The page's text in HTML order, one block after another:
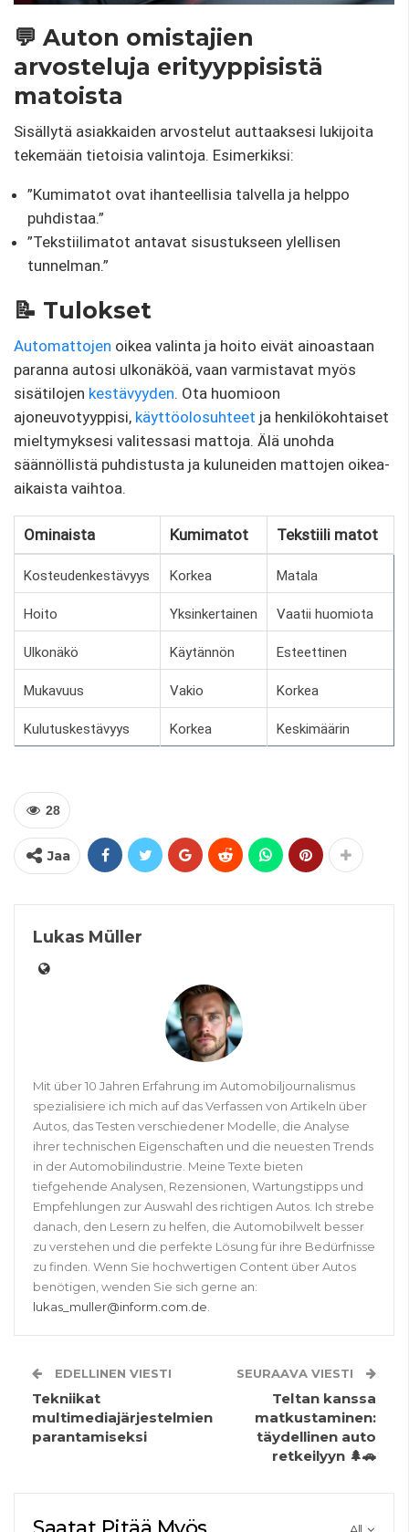
💬 Auton omistajien
arvosteluja erityyppisistä
matoista
Sisällytä asiakkaiden arvostelut auttaaksesi lukijoita
tekemään tietoisia valintoja. Esimerkiksi:
”Kumimatot ovat ihanteellisia talvella ja helppo
puhdistaa.”
”Tekstiilimatot antavat sisustukseen ylellisen
tunnelman.”
📝 Tulokset
Automattojen oikea valinta ja hoito eivät ainoastaan ​​
paranna autosi ulkonäköä, vaan varmistavat myös
sisätilojen kestävyyden. Ota huomioon
ajoneuvotyyppisi, käyttöolosuhteet ja henkilökohtaiset
mieltymyksesi valitessasi mattoja. Älä unohda
säännöllistä puhdistusta ja kuluneiden mattojen oikea-
aikaista vaihtoa.
Ominaista Kumimatot Tekstiili matot
Kosteudenkestävyys Korkea Matala
Hoito Yksinkertainen Vaatii huomiota
Ulkonäkö Käytännön Esteettinen
Mukavuus Vakio Korkea
Kulutuskestävyys Korkea Keskimäärin
28
Jaa
Lukas Müller
Mit über 10 Jahren Erfahrung im Automobiljournalismus
spezialisiere ich mich auf das Verfassen von Artikeln über
Autos, das Testen verschiedener Modelle, die Analyse
ihrer technischen Eigenschaften und die neuesten Trends
in der Automobilindustrie. Meine Texte bieten
tiefgehende Analysen, Rezensionen, Wartungstipps und
Empfehlungen zur Auswahl des richtigen Autos. Ich strebe
danach, den Lesern zu helfen, die Automobilwelt besser
zu verstehen und die perfekte Lösung für ihre Bedürfnisse
zu finden. Wenn Sie hochwertigen Content über Autos
benötigen, wenden Sie sich gerne an:
lukas_muller@inform.com.de.
EDELLINEN VIESTI
Tekniikat
multimediajärjestelmien
parantamiseksi
SEURAAVA VIESTI
Teltan kanssa
matkustaminen:
täydellinen auto
retkeilyyn 🌲🚗